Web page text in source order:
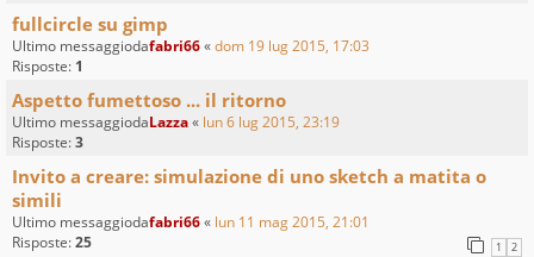
fullcircle su gimp
Ultimo messaggiodafabri66«dom 19 lug 2015, 17:03
Risposte: 1
Aspetto fumettoso ... il ritorno
Ultimo messaggiodaLazza« lun 6 lug 2015, 23:19
Risposte:3
Invito a creare: simulazione di uno sketch a matita o
simili
Ultimo messaggiodafabri66« lun 11 mag 2015, 21:01
Risposte:25 1 2